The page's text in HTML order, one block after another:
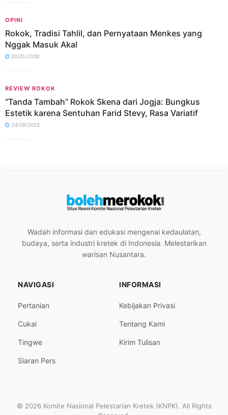
OPINI
Rokok, Tradisi Tahlil, dan Pernyataan Menkes yang
Nggak Masuk Akal
20/01/2026
REVIEW ROKOK
“Tanda Tambah” Rokok Skena dari Jogja: Bungkus
Estetik karena Sentuhan Farid Stevy, Rasa Variatif
24/09/2025
Wadah informasi dan edukasi mengenai kedaulatan,
budaya, serta industri kretek di Indonesia. Melestarikan
warisan Nusantara.
NAVIGASI
Pertanian
Cukai
Tingwe
Siaran Pers
INFORMASI
Kebijakan Privasi
Tentang Kami
Kirim Tulisan
© 2026 Komite Nasional Pelestarian Kretek (KNPK). All Rights